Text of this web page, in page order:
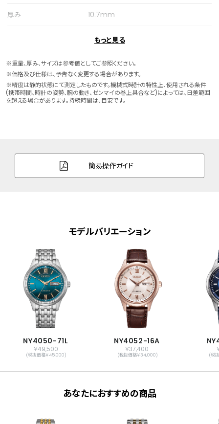
厚み 10.7mm
横 40.0mm
ケース素材 ステンレス
バンド素材・タイプ
ステンレス
三ツ折れプッシュタイプ
サファイアガラス
振動数：21,600回／時
デイ＆デイト表示
日付早修正機能
曜日早修正機能
和英切替機能
メーカー保証
国際保証3年間(購入後1年以内にMY
もっと見る
※重量、厚み、サイズは参考値としてご参照ください。
※価格及び仕様は、予告なく変更する場合があります。
※精度は静的状態にて測定したものです。機械式時計の特性上、使用される条件
(携帯時間、時計の姿勢、腕の動き、ゼンマイの巻上具合など)によっては、日差範囲
を超える場合があります。持続時間は、目安です。
簡易操作ガイド
モデルバリエーション
NY4050-71L
￥49,500
(税抜価格￥45,000)
NY4052-16A
￥37,400
(税抜価格￥34,000) (税
あなたにおすすめの商品